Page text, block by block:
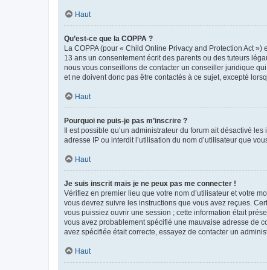
Haut
Qu’est-ce que la COPPA ?
La COPPA (pour « Child Online Privacy and Protection Act
13 ans un consentement écrit des parents ou des tuteurs
nous vous conseillons de contacter un conseiller juridique
et ne doivent donc pas être contactés à ce sujet, excepté
Haut
Pourquoi ne puis-je pas m’inscrire ?
Il est possible qu’un administrateur du forum ait désactivé
adresse IP ou interdit l’utilisation du nom d’utilisateur que
Haut
Je suis inscrit mais je ne peux pas me connecter !
Vérifiez en premier lieu que votre nom d’utilisateur et votre
vous devrez suivre les instructions que vous avez reçues.
vous puissiez ouvrir une session ; cette information était
vous avez probablement spécifié une mauvaise adresse de
avez spécifiée était correcte, essayez de contacter un
Haut